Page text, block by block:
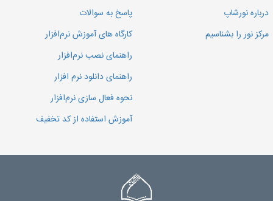
درباره نورشاپ
مرکز نور را بشناسیم
پاسخ به سوالات
کارگاه های آموزش نرم‌افزار
راهنمای نصب نرم‌افزار
راهنمای دانلود نرم افزار
نحوه فعال سازی نرم‌افزار
آموزش استفاده از کد تخفیف